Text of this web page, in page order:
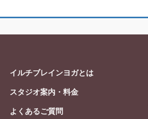
イルチブレインヨガとは
スタジオ案内・料金
よくあるご質問